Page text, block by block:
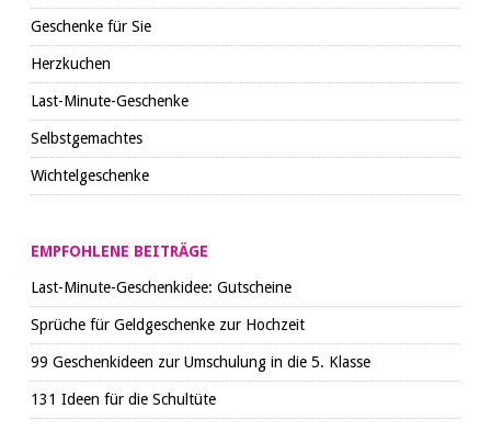
Geschenke für Sie
Herzkuchen
Last-Minute-Geschenke
Selbstgemachtes
Wichtelgeschenke
EMPFOHLENE BEITRÄGE
Last-Minute-Geschenkidee: Gutscheine
Sprüche für Geldgeschenke zur Hochzeit
99 Geschenkideen zur Umschulung in die 5. Klasse
131 Ideen für die Schultüte